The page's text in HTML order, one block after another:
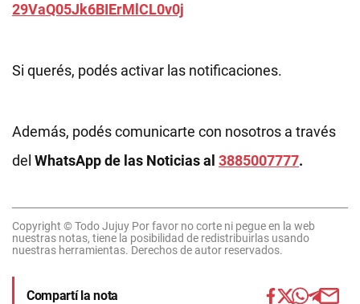
29VaQ05Jk6BIErMlCL0v0j
Si querés, podés activar las notificaciones.
Además, podés comunicarte con nosotros a través
del WhatsApp de las Noticias al 3885007777.
Copyright © Todo Jujuy Por favor no corte ni pegue en la web
nuestras notas, tiene la posibilidad de redistribuirlas usando
nuestras herramientas. Derechos de autor reservados.
Compartí la nota